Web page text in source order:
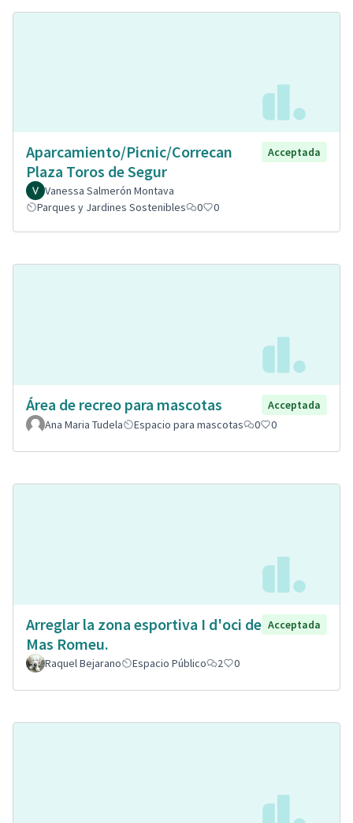
Aparcamiento/Picnic/Correcan
Plaza Toros de Segur
Acceptada
Vanessa Salmerón Montava
Parques y Jardines Sostenibles
0 0
Área de recreo para mascotas
Acceptada
Ana Maria Tudela
Espacio para mascotas 0 0
Arreglar la zona esportiva I d'oci de
Mas Romeu.
Acceptada
Raquel Bejarano Espacio Público 2 0